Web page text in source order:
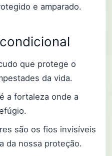
e amparado.
que protege o
da vida.
a fortaleza onde a
são os fios invisíveis
da nossa proteção.